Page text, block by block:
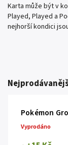
Karta může být v
Played, Played a
nejhorší kondici
Pokémon
Vyprodáno